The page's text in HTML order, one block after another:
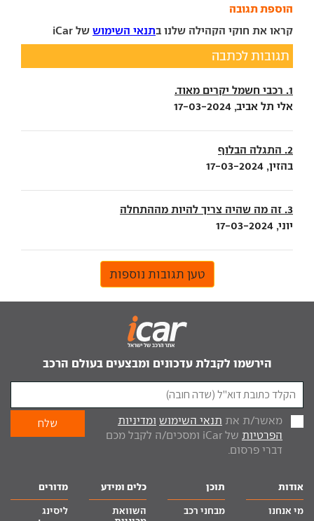
הוספת תגובה
קראו את חוקי הקהילה שלנו בתנאי השימוש של iCar
תגובות לכתבה
1. רכבי חשמל יקרים מאוד.
אלי תל אביב, 17-03-2024
2. התגלה הבלוף
בהזין, 17-03-2024
3. זה מה שהיה צריך להיות מההתחלה
יוני, 17-03-2024
טען תגובות נוספות
הירשמו לקבלת עדכונים ומבצעים בעולם הרכב
מאשר/ת את תנאי השימוש ומדיניות
הפרטיות
של iCar ומסכים/ה לקבל מכם
דברי פרסום.
אודות
מי אנחנו
תוכן
מבחני רכב
כלים ומידע
השוואת
מדורים
ליסינג